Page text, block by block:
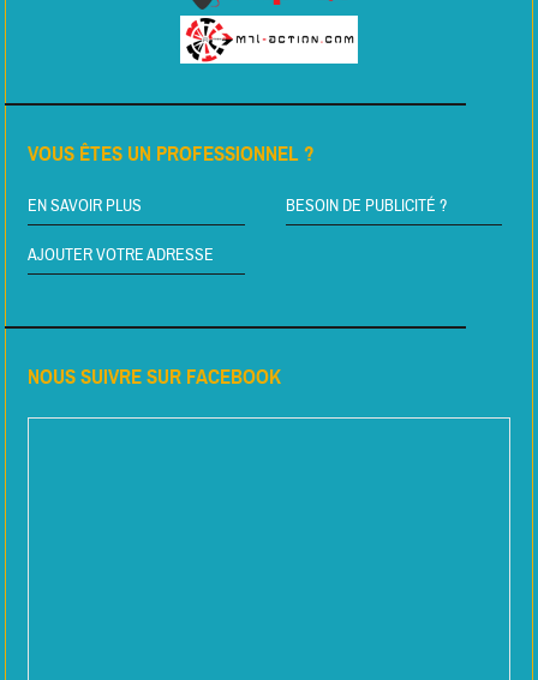
VOUS ÊTES UN PROFESSIONNEL ?
EN SAVOIR PLUS BESOIN DE PUBLICITÉ ?
AJOUTER VOTRE ADRESSE
NOUS SUIVRE SUR FACEBOOK